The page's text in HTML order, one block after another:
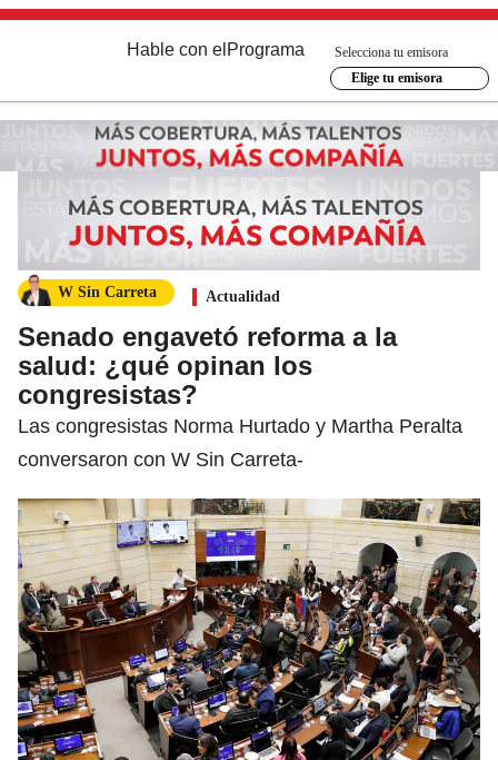
Hable con el Programa
Selecciona tu emisora
Elige tu emisora
W Sin Carreta Actualidad
Senado engavetó reforma a la
salud: ¿qué opinan los
congresistas?
Las congresistas Norma Hurtado y Martha Peralta
conversaron con W Sin Carreta-